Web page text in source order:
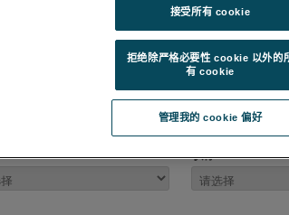
管理我的 cookie 偏好
拒绝除严格必要性 cookie 以外的
有 cookie
接受所有 cookie